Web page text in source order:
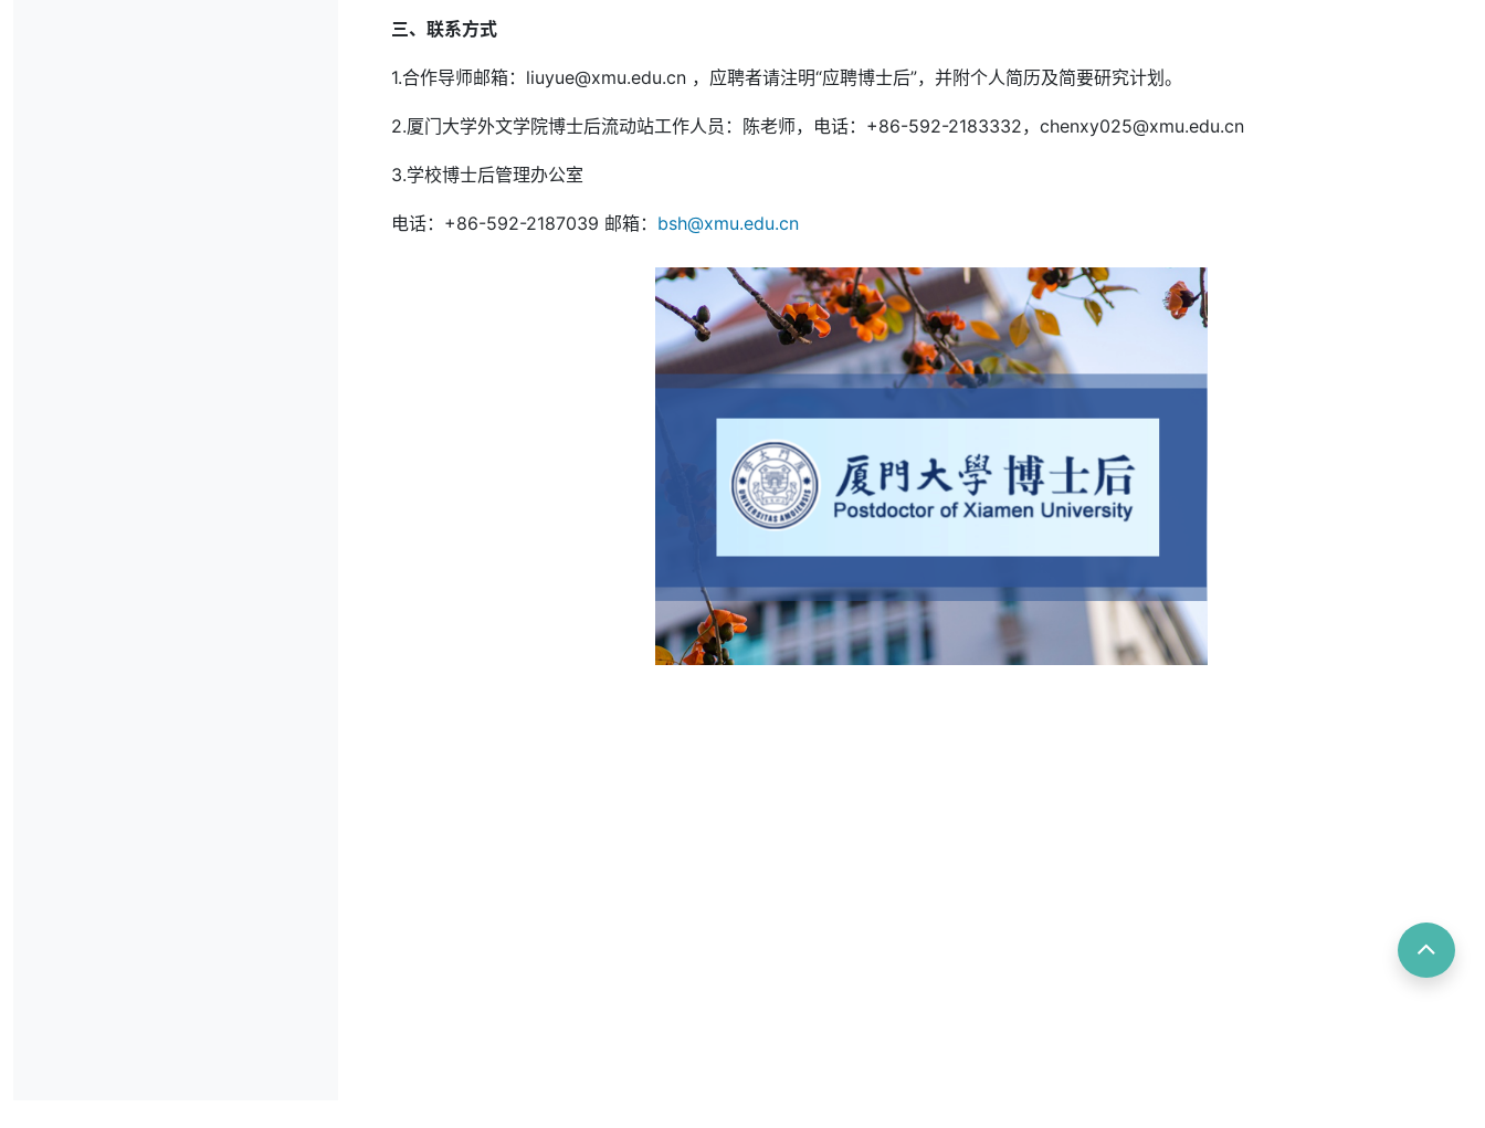
三、联系方式
1.合作导师邮箱：liuyue@xmu.edu.cn ，应聘者请注明“应聘博士后”，并附个人简历及简要研究计划。
2.厦门大学外文学院博士后流动站工作人员：陈老师，电话：+86-592-2183332，chenxy025@xmu.edu.cn
3.学校博士后管理办公室
电话：+86-592-2187039 邮箱： bsh@xmu.edu.cn